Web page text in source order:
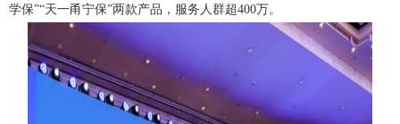
学保”“天一甬宁保”两款产品，服务人群超400万。